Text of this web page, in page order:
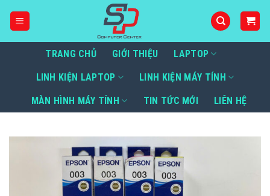
TRANG CHỦ GIỚI THIỆU LAPTOP
LINH KIỆN LAPTOP LINH KIỆN MÁY TÍNH
MÀN HÌNH MÁY TÍNH TIN TỨC MỚI LIÊN HỆ